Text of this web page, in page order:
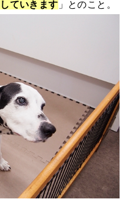
ていきます 」とのこと。